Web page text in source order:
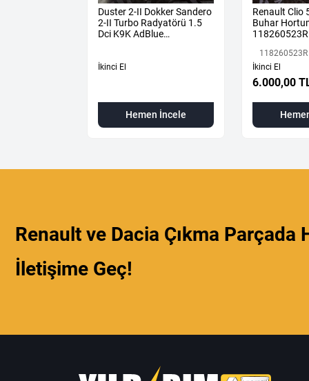
Duster 2-II Dokker Sandero
2-II Turbo Radyatörü 1.5
Dci K9K AdBlue
İkinci El
Hemen İncele
Renault Clio
Buhar
118260523R
118260523R
İkinci El
6.000,00
Renault ve Dacia Çıkma Parçada
İletişime Geç!